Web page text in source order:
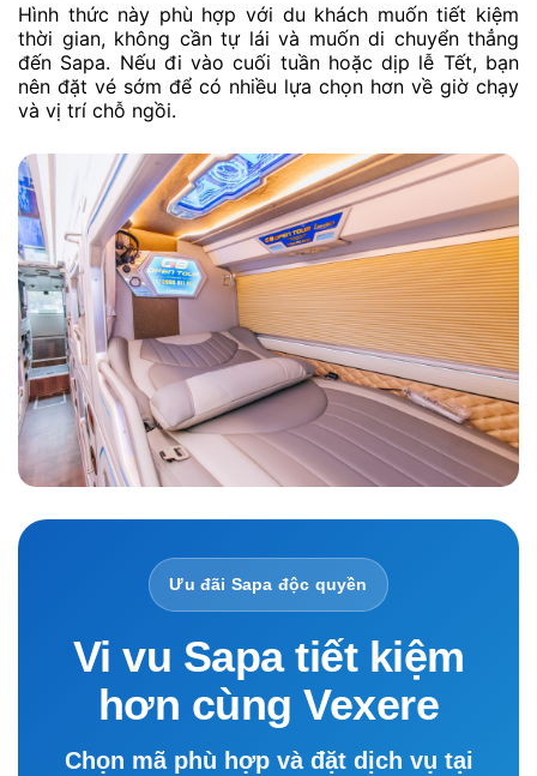
Hình thức này phù hợp với du khách muốn tiết kiệm
thời gian, không cần tự lái và muốn di chuyển thẳng
đến Sapa. Nếu đi vào cuối tuần hoặc dịp lễ Tết, bạn
nên đặt vé sớm để có nhiều lựa chọn hơn về giờ chạy
và vị trí chỗ ngồi.
Ưu đãi Sapa độc quyền
Vi vu Sapa tiết kiệm
hơn cùng Vexere
Chọn mã phù hợp và đặt dịch vụ tại